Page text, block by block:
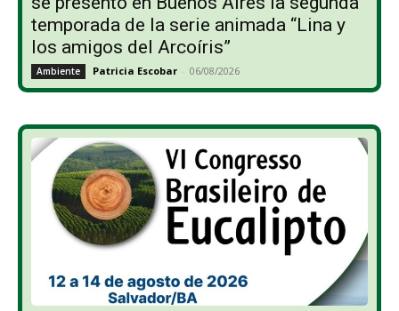
temporada de la serie animada “Lina y
los amigos del Arcoíris”
Ambiente Patricia Escobar - 06/08/2026